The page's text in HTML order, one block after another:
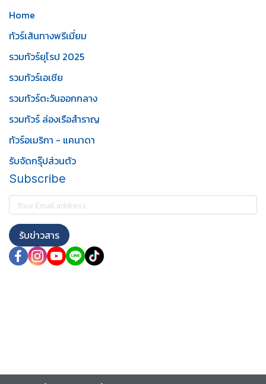
Home
ทัวร์เส้นทางพรีเมี่ยม
รวมทัวร์ยุโรป 2025
รวมทัวร์เอเชีย
รวมทัวร์ตะวันออกกลาง
รวมทัวร์ ล่องเรือสำราญ
ทัวร์อเมริกา - แคนาดา
รับจัดกรุ๊ปส่วนตัว
Subscribe
รับข่าวสาร